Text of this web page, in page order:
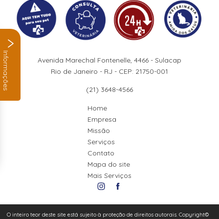
Avenida Marechal Fontenelle, 4466 - Sulacap
Rio de Janeiro - RJ - CEP: 21750-001
(21) 3648-4566
Home
Empresa
Missão
Serviços
Contato
Mapa do site
Mais Serviços
O inteiro teor deste site está sujeito à proteção de direitos autorais. Copyright©
Informações